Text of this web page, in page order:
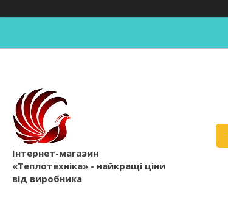
Інтернет-магазин
«Теплотехніка» - найкращі ціни
від виробника